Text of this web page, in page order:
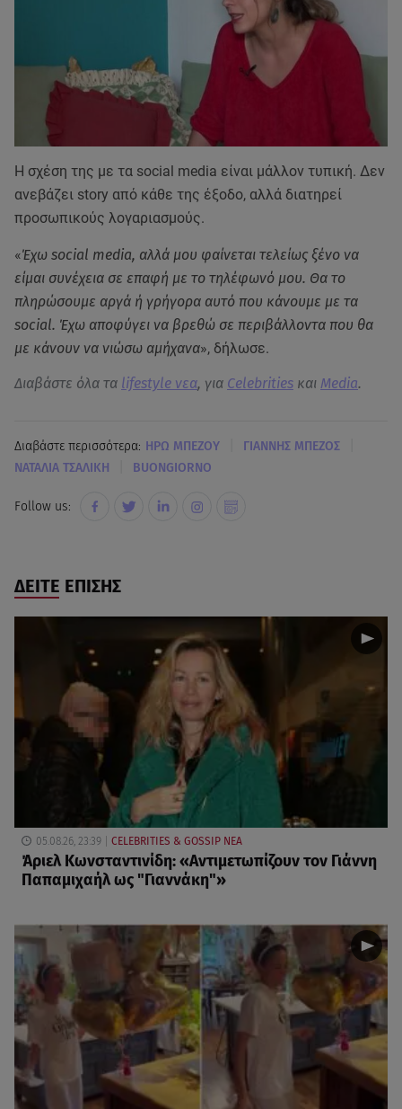
Η σχέση της με τα social media είναι μάλλον τυπική. Δεν
ανεβάζει story από κάθε της έξοδο, αλλά διατηρεί
προσωπικούς λογαριασμούς.
«Έχω social media, αλλά μου φαίνεται τελείως ξένο να
είμαι συνέχεια σε επαφή με το τηλέφωνό μου. Θα το
πληρώσουμε αργά ή γρήγορα αυτό που κάνουμε με τα
social. Έχω αποφύγει να βρεθώ σε περιβάλλοντα που θα
με κάνουν να νιώσω αμήχανα», δήλωσε.
Διαβάστε όλα τα lifestyle νεα, για Celebrities και Media.
Διαβάστε περισσότερα: ΗΡΩ ΜΠΕΖΟΥ ΓΙΑΝΝΗΣ ΜΠΕΖΟΣ
ΝΑΤΑΛΙΑ ΤΣΑΛΙΚΗ BUONGIORNO
Follow us:
ΔΕΙΤΕ ΕΠΙΣΗΣ
05.08.26, 23:39 CELEBRITIES & GOSSIP ΝΕΑ
Άριελ Κωνσταντινίδη: «Αντιμετωπίζουν τον Γιάννη
Παπαμιχαήλ ως "Γιαννάκη"»